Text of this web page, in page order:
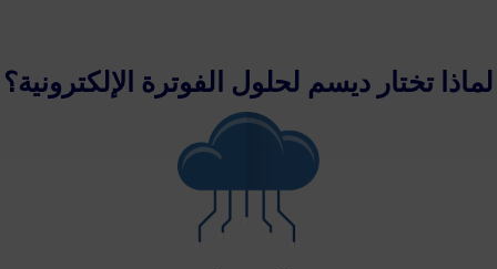
لماذا تختار ديسم لحلول الفوترة الإلكترونية؟